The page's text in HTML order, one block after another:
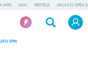
APPS ANKI PROTEUS APLICAȚII OPEN
UFO VPN